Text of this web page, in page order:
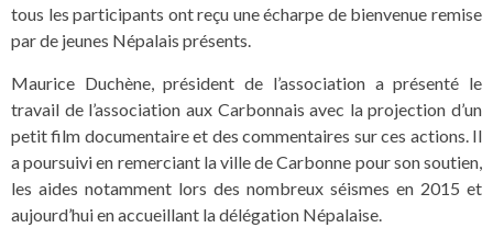
tous les participants ont reçu une écharpe de bienvenue remise
par de jeunes Népalais présents.
Maurice Duchène, président de l’association a présenté le
travail de l’association aux Carbonnais avec la projection d’un
petit film documentaire et des commentaires sur ces actions. Il
a poursuivi en remerciant la ville de Carbonne pour son soutien,
les aides notamment lors des nombreux séismes en 2015 et
aujourd’hui en accueillant la délégation Népalaise.